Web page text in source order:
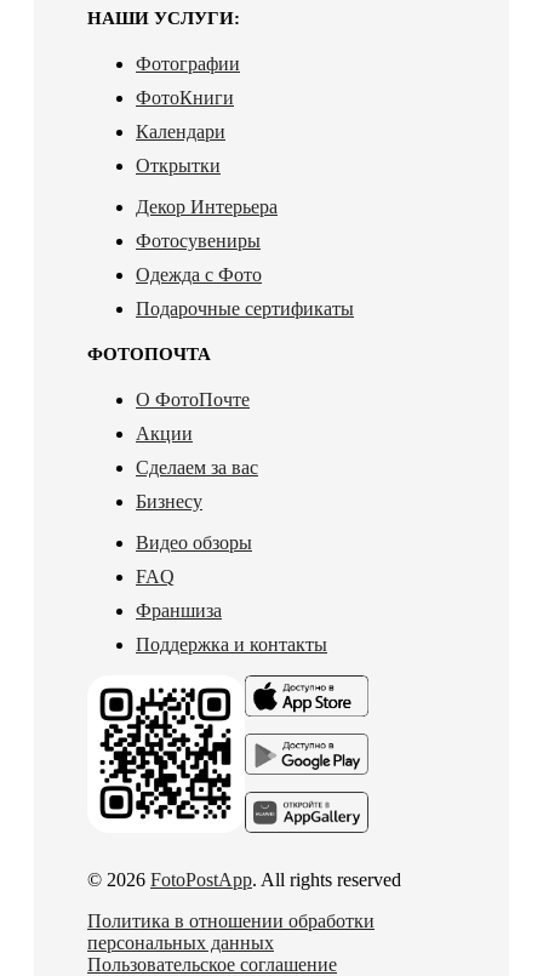
НАШИ УСЛУГИ:
Фотографии
ФотоКниги
Календари
Открытки
Декор Интерьера
Фотосувениры
Одежда с Фото
Подарочные сертификаты
ФОТОПОЧТА
О ФотоПочте
Акции
Сделаем за вас
Бизнесу
Видео обзоры
FAQ
Франшиза
Поддержка и контакты
© 2026 FotoPostApp. All rights reserved
Политика в отношении обработки
персональных данных
Пользовательское соглашение